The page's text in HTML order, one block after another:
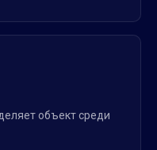
объект среди